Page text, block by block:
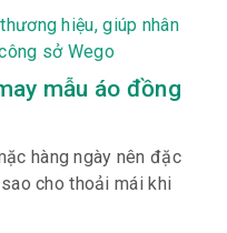
hiệu, giúp nhân
sở Wego
mẫu áo đồng
hàng ngày nên đặc
cho thoải mái khi